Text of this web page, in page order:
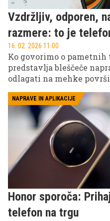
Vzdržljiv, odporen,
razmere: to je
16. 02. 2026 11.00
Ko govorimo o
predstavlja bleščeče
odlagati na mehke
odtisov. A obstaja svet,
dodatek, temveč del
NAPRAVE IN APLIKACIJE
Honor sporoča:
telefon na trgu